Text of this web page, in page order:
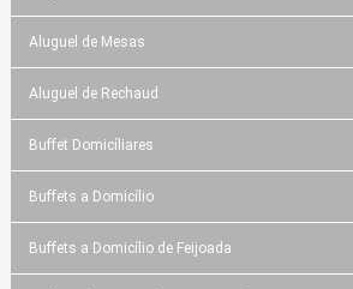
Aluguel de Mesas
Aluguel de Rechaud
Buffet Domicíliares
Buffets a Domicílio
Buffets a Domicílio de Feijoada